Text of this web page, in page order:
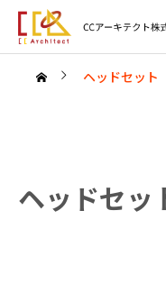
ヘッドセット
ヘッドセッ